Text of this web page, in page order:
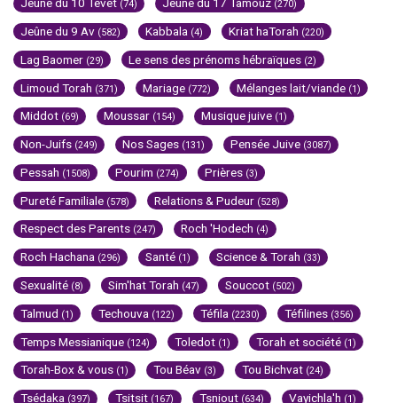
Jeûne du 10 Tévet (74) Jeûne du 17 Tamouz (270)
Jeûne du 9 Av (582) Kabbala (4) Kriat haTorah (220)
Lag Baomer (29) Le sens des prénoms hébraïques (2)
Limoud Torah (371) Mariage (772) Mélanges lait/viande (1)
Middot (69) Moussar (154) Musique juive (1)
Non-Juifs (249) Nos Sages (131) Pensée Juive (3087)
Pessah (1508) Pourim (274) Prières (3)
Pureté Familiale (578) Relations & Pudeur (528)
Respect des Parents (247) Roch 'Hodech (4)
Roch Hachana (296) Santé (1) Science & Torah (33)
Sexualité (8) Sim'hat Torah (47) Souccot (502)
Talmud (1) Techouva (122) Téfila (2230) Téfilines (356)
Temps Messianique (124) Toledot (1) Torah et société (1)
Torah-Box & vous (1) Tou Béav (3) Tou Bichvat (24)
Tsédaka (397) Tsitsit (167) Tsniout (634) Vayichla'h (1)